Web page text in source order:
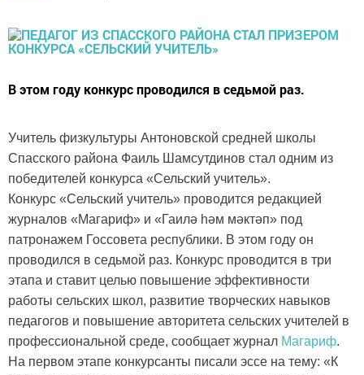
В этом году конкурс проводился в седьмой раз.
Учитель физкультуры Антоновской средней школы
Спасского района Фаиль Шамсутдинов стал одним из
победителей конкурса «Сельский учитель».
Конкурс «Сельский учитель» проводится редакцией
журналов «Магариф» и «Гаилә һәм мәктәп» под
патронажем Госсовета республики. В этом году он
проводился в седьмой раз. Конкурс проводится в три
этапа и ставит целью повышение эффективности
работы сельских школ, развитие творческих навыков
педагогов и повышение авторитета сельских учителей в
профессиональной среде, сообщает журнал Магариф.
На первом этапе конкурсанты писали эссе на тему: «К